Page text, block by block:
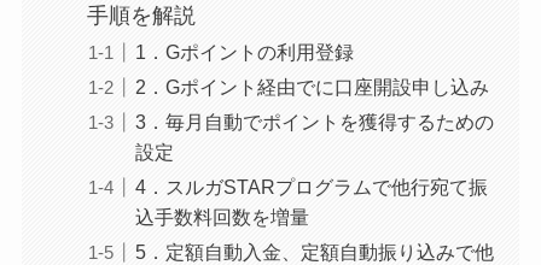
手順を解説
1．Gポイントの利用登録
2．Gポイント経由でに口座開設申し込み
3．毎月自動でポイントを獲得するための
設定
4．スルガSTARプログラムで他行宛て振
込手数料回数を増量
5．定額自動入金、定額自動振り込みで他